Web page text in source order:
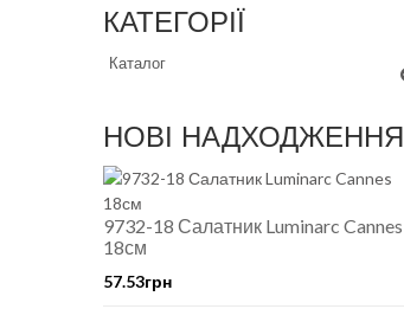
КАТЕГОРІЇ
Каталог
НОВІ НАДХОДЖЕННЯ
9732-18 Салатник Luminarc Cannes
18см
57.53грн